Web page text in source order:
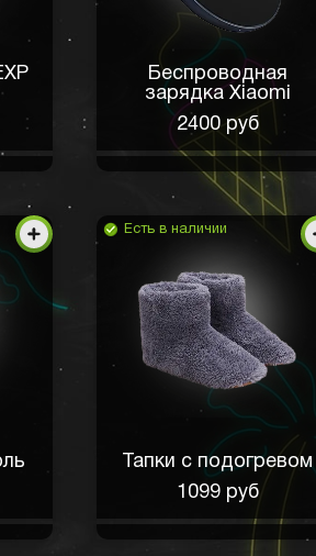
Беспроводная
зарядка Xiaomi
2400 руб
Есть в наличии
Тапки с подогревом
1099 руб